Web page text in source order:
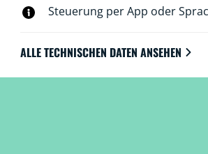
Steuerung per App oder
ALLE TECHNISCHEN DATEN ANSEHEN